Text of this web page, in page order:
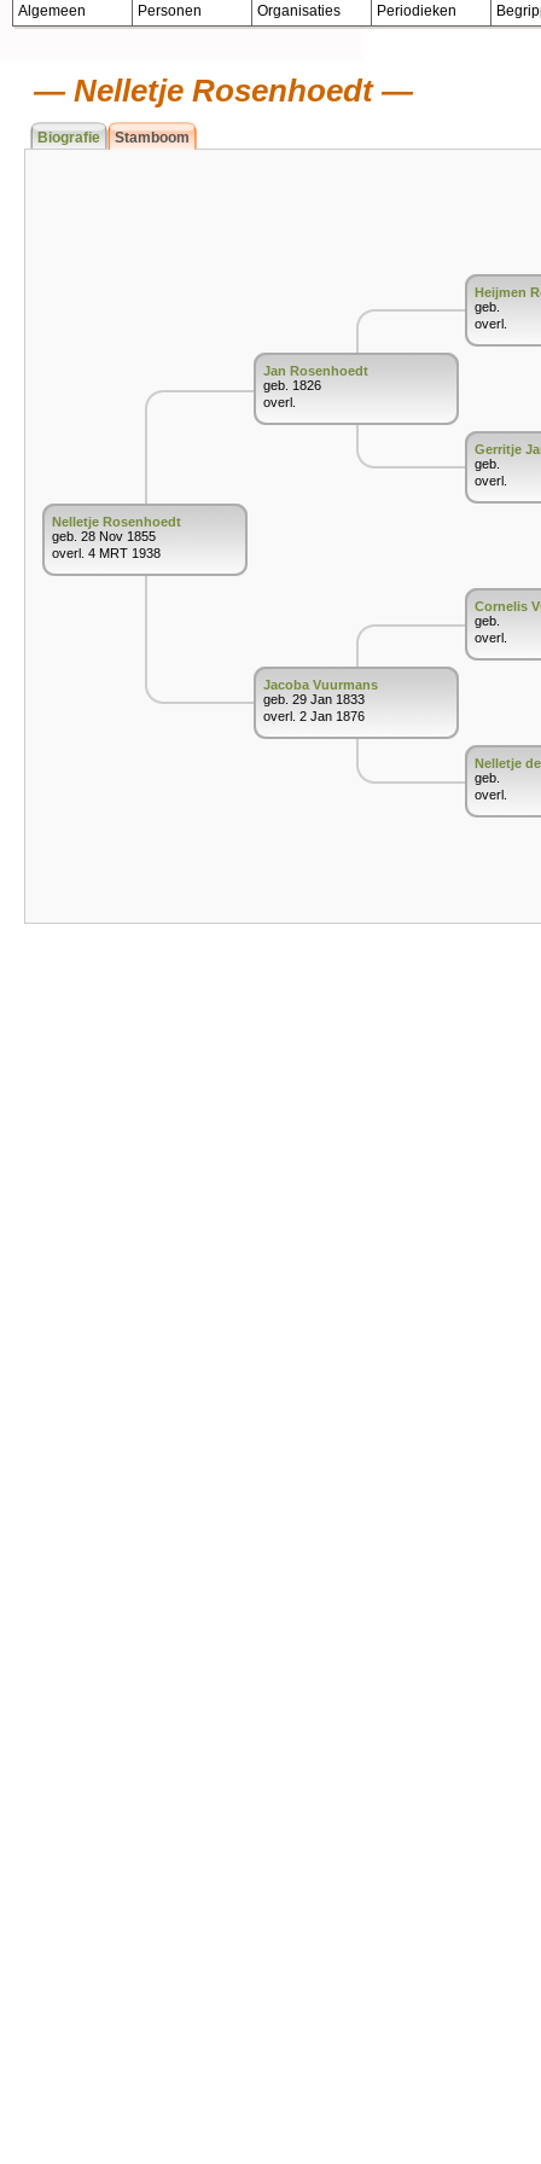
Algemeen Personen Organisaties Periodieken
Nelletje Rosenhoedt
Biografie Stamboom
Nelletje Rosenhoedt
geb. 28 Nov 1855
overl. 4 MRT 1938
Jan Rosenhoedt
geb. 1826
overl.
Jacoba Vuurmans
geb. 29 Jan 1833
overl. 2 Jan 1876
Heijmen
geb.
overl.
Gerritje
geb.
overl.
Cornelis
geb.
overl.
Nelletje
geb.
overl.